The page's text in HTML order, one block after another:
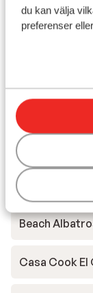
du kan välja
preferenser
Avstånd till
I utkanten av
Andra
Beach
Casa Cook El